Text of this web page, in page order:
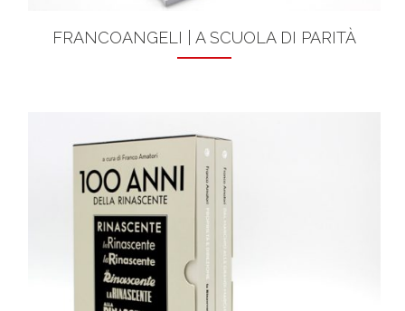
FRANCOANGELI | A SCUOLA DI PARITÀ